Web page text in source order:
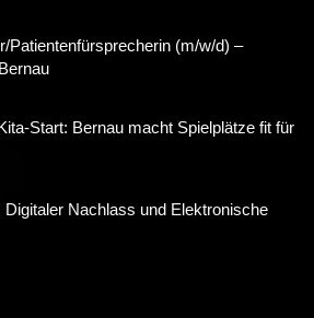
Patientenfürsprecherin (m/w/d) –
Start: Bernau macht Spielplätze fit für
Digitaler Nachlass und Elektronische